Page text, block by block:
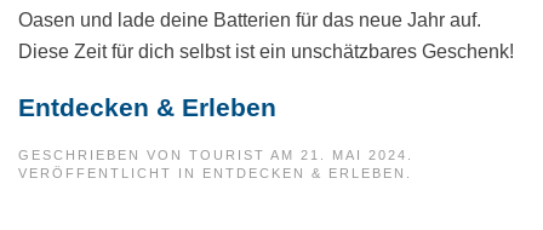
Oasen und lade deine Batterien für das neue Jahr auf.
Diese Zeit für dich selbst ist ein unschätzbares Geschenk!
Entdecken & Erleben
GESCHRIEBEN VON TOURIST AM 21. MAI 2024
VERÖFFENTLICHT IN ENTDECKEN & ERLEBEN